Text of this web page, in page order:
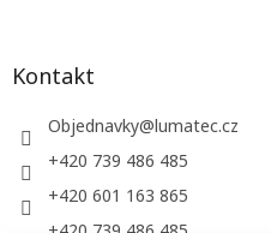
Kontakt
Objednavky@lumatec.cz
+420 739 486 485
+420 601 163 865